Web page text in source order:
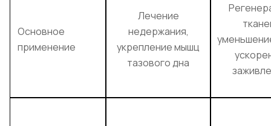
Основное
применение
Лечение
недержания,
укрепление мышц
тазового дна